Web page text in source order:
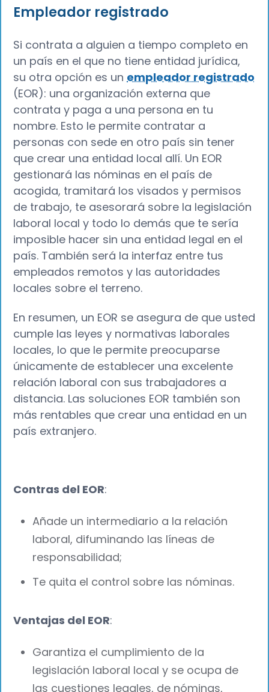
Empleador registrado
Si contrata a alguien a tiempo completo en
un país en el que no tiene entidad jurídica,
su otra opción es un empleador registrado
(EOR): una organización externa que
contrata y paga a una persona en tu
nombre. Esto le permite contratar a
personas con sede en otro país sin tener
que crear una entidad local allí. Un EOR
gestionará las nóminas en el país de
acogida, tramitará los visados y permisos
de trabajo, te asesorará sobre la legislación
laboral local y todo lo demás que te sería
imposible hacer sin una entidad legal en el
país. También será la interfaz entre tus
empleados remotos y las autoridades
locales sobre el terreno.
En resumen, un EOR se asegura de que usted
cumple las leyes y normativas laborales
locales, lo que le permite preocuparse
únicamente de establecer una excelente
relación laboral con sus trabajadores a
distancia. Las soluciones EOR también son
más rentables que crear una entidad en un
país extranjero.
Contras del EOR:
Añade un intermediario a la relación
laboral, difuminando las líneas de
responsabilidad;
Te quita el control sobre las nóminas.
Ventajas del EOR:
Garantiza el cumplimiento de la
legislación laboral local y se ocupa de
las cuestiones legales, de nóminas,